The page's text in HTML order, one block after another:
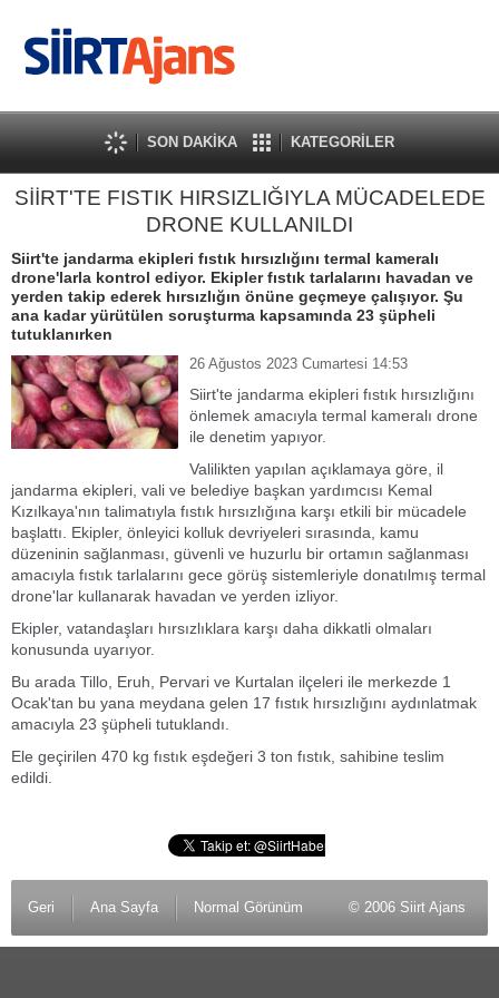
SON DAKİKA KATEGORİLER
SİİRT'TE FISTIK HIRSIZLIĞIYLA MÜCADELEDE
DRONE KULLANILDI
Siirt'te jandarma ekipleri fıstık hırsızlığını termal kameralı
drone'larla kontrol ediyor. Ekipler fıstık tarlalarını havadan ve
yerden takip ederek hırsızlığın önüne geçmeye çalışıyor. Şu
ana kadar yürütülen soruşturma kapsamında 23 şüpheli
tutuklanırken
26 Ağustos 2023 Cumartesi 14:53
Siirt'te jandarma ekipleri fıstık hırsızlığını
önlemek amacıyla termal kameralı drone
ile denetim yapıyor.
Valilikten yapılan açıklamaya göre, il
jandarma ekipleri, vali ve belediye başkan yardımcısı Kemal
Kızılkaya'nın talimatıyla fıstık hırsızlığına karşı etkili bir mücadele
başlattı. Ekipler, önleyici kolluk devriyeleri sırasında, kamu
düzeninin sağlanması, güvenli ve huzurlu bir ortamın sağlanması
amacıyla fıstık tarlalarını gece görüş sistemleriyle donatılmış termal
drone'lar kullanarak havadan ve yerden izliyor.
Ekipler, vatandaşları hırsızlıklara karşı daha dikkatli olmaları
konusunda uyarıyor.
Bu arada Tillo, Eruh, Pervari ve Kurtalan ilçeleri ile merkezde 1
Ocak'tan bu yana meydana gelen 17 fıstık hırsızlığını aydınlatmak
amacıyla 23 şüpheli tutuklandı.
Ele geçirilen 470 kg fıstık eşdeğeri 3 ton fıstık, sahibine teslim
edildi.
Geri Ana Sayfa Normal Görünüm © 2006 Siirt Ajans